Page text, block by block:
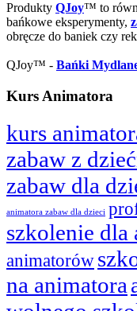
Produkty QJoy™ to
bańkowe eksperymenty,
obręcze do baniek czy
QJoy™ - Bańki
Kurs Animatora
kurs
zabaw z
zabaw dla
animatora zabaw dla dzieci
szkolenie dla
animatorów
na animatora